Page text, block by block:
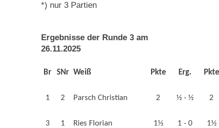
*) nur 3 Partien
Ergebnisse der Runde 3 am
26.11.2025
Br SNr Weiß Pkte Erg. Pkte
1 2 Parsch Christian 2 ½ - ½ 2
3 1 Ries Florian 1½ 1 - 0 1½